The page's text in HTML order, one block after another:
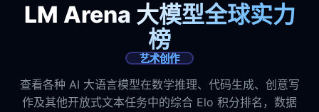
LM Arena 大模型全球实力
榜
艺术创作
查看各种 AI 大语言模型在数学推理、代码生成、创意写
作及其他开放式文本任务中的综合 Elo 积分排名，数据